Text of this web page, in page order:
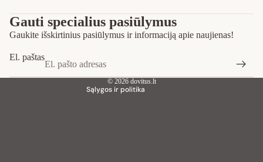
Gauti specialius pasiūlymus
Gaukite išskirtinius pasiūlymus ir informaciją apie naujienas!
El. paštas
© 2026 dovitus.lt
Sąlygos ir politika
Paslaugų teikimo sąlygos
Siuntimo politika
Teisinis pranešimas